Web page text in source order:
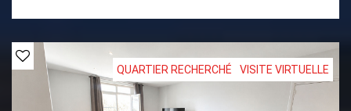
sous-sol de 100 m² offrant de nombreuses possibilités
QUARTIER RECHERCHÉ VISITE VIRTUELLE